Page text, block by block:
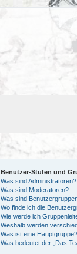
Benutzer-Stufen und
Was sind Administratoren?
Was sind Moderatoren?
Was sind
Wo finde ich die
Wie werde ich
Weshalb werden
Was ist eine Hauptgruppe?
Was bedeutet der „Das